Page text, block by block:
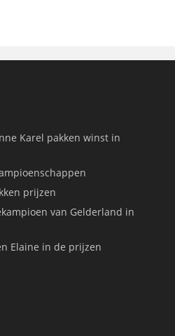
Karel pakken winst in
prijzen
van Gelderland in
Elaine in de prijzen